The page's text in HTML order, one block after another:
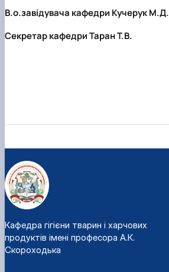
В.о.завідувача кафедри Кучерук М.Д.
Секретар кафедри Таран Т.В.
Кафедра гігієни тварин і харчових
продуктів імені професора А.К.
Скороходька